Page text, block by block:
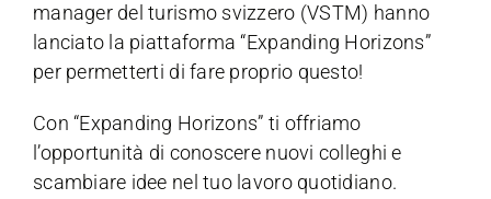
manager del turismo svizzero (VSTM) hanno
lanciato la piattaforma “Expanding Horizons”
per permetterti di fare proprio questo!
Con “Expanding Horizons” ti offriamo
l’opportunità di conoscere nuovi colleghi e
scambiare idee nel tuo lavoro quotidiano.